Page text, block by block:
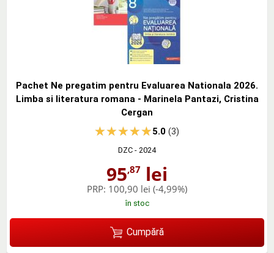
Pachet Ne pregatim pentru Evaluarea Nationala 2026.
Limba si literatura romana - Marinela Pantazi, Cristina
Cergan
5.0(3)
DZC - 2024
95,87 lei
PRP: 100,90 lei (-4,99%)
în stoc
Cumpără